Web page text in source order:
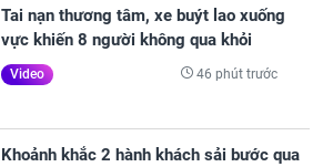
Tai nạn thương tâm, xe buýt lao xuống
vực khiến 8 người không qua khỏi
Video 46 phút trước
Khoảnh khắc 2 hành khách sải bước qua